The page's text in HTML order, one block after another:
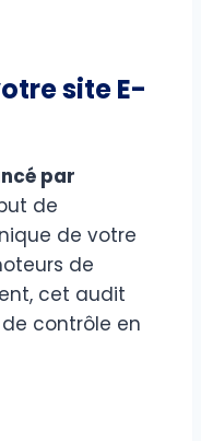
site E-
par
de
de votre
de
cet audit
contrôle en